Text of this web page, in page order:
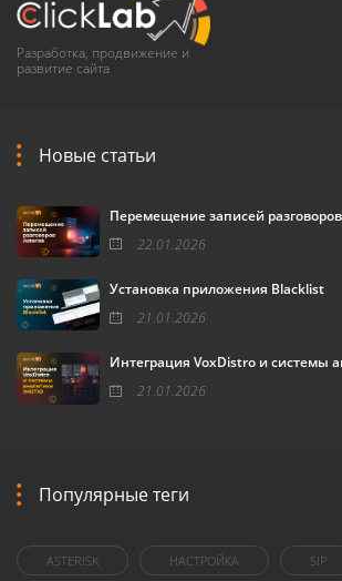
Разработка, продвижение и
развитие сайта
Новые статьи
Перемещение записей
22.01.2026
Установка приложения Blacklist
21.01.2026
Интеграция VoxDistro и системы
21.01.2026
Популярные теги
ASTERISK НАСТРОЙКА SIP